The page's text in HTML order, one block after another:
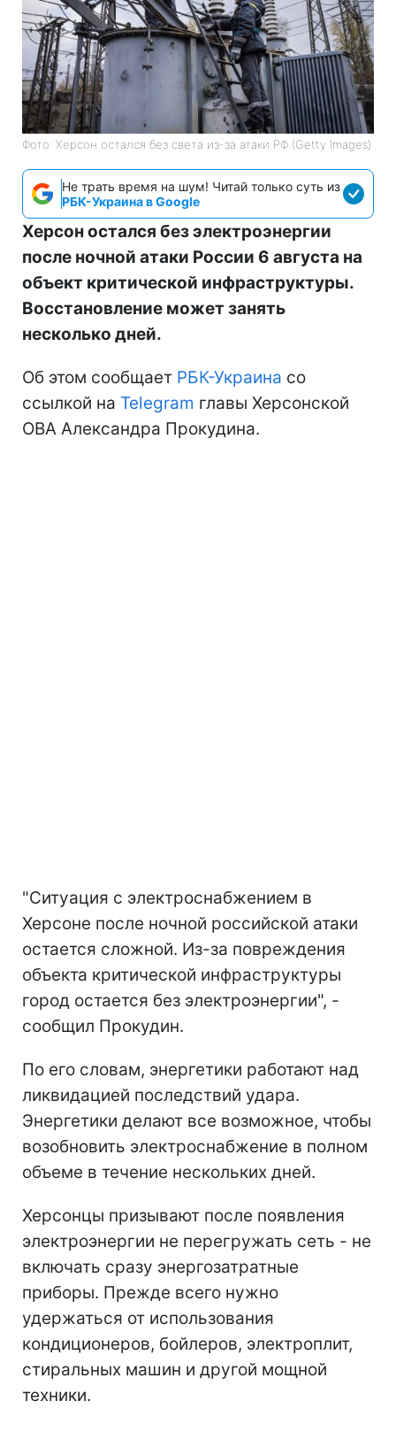
Фото: Херсон остался без света из-за атаки РФ (Getty Images)
Не трать время на шум! Читай только суть из
РБК-Украина в Google
Херсон остался без электроэнергии
после ночной атаки России 6 августа на
объект критической инфраструктуры.
Восстановление может занять
несколько дней.
Об этом сообщает РБК-Украина со
ссылкой на Telegram главы Херсонской
ОВА Александра Прокудина.
"Ситуация с электроснабжением в
Херсоне после ночной российской атаки
остается сложной. Из-за повреждения
объекта критической инфраструктуры
город остается без электроэнергии", -
сообщил Прокудин.
По его словам, энергетики работают над
ликвидацией последствий удара.
Энергетики делают все возможное, чтобы
возобновить электроснабжение в полном
объеме в течение нескольких дней.
Херсонцы призывают после появления
электроэнергии не перегружать сеть - не
включать сразу энергозатратные
приборы. Прежде всего нужно
удержаться от использования
кондиционеров, бойлеров, электроплит,
стиральных машин и другой мощной
техники.